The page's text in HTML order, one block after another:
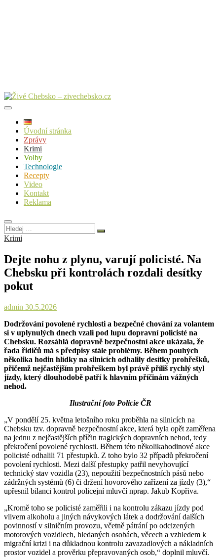
Úvodní stránka
Zprávy
Krimi
Volby
Technologie
Recepty
Video
Kontakt
Reklama
Hledej
…
Krimi
Dejte nohu z plynu, varují policisté. Na
Chebsku při kontrolách rozdali desítky
pokut
admin 30.5.2026
Dodržování povolené rychlosti a bezpečné chování za volantem
si v uplynulých dnech vzali pod lupu dopravní policisté na
Chebsku. Rozsáhlá dopravně bezpečnostní akce ukázala, že
řada řidičů má s předpisy stále problémy. Během pouhých
několika hodin hlídky na silnicích odhalily desítky prohřešků,
přičemž nejčastějším prohřeškem byl právě příliš rychlý styl
jízdy, který dlouhodobě patří k hlavním příčinám vážných
nehod.
Ilustrační foto Policie ČR
„V pondělí 25. května letošního roku proběhla na silnicích na
Chebsku tzv. dopravně bezpečnostní akce, která byla opět zaměřena
na jednu z nejčastějších příčin tragických dopravních nehod, tedy
překročení povolené rychlosti. Během této několikahodinové akce
policisté odhalili 71 přestupků. Z toho bylo 32 případů překročení
povolení rychlosti. Mezi další přestupky patřil nevyhovující
technický stav vozidla (23), nepoužití bezpečnostních pásů nebo
zádržných systémů (6) či držení hovorového zařízení za jízdy (3),“
upřesnil bilanci kontrol policejní mluvčí nprap. Jakub Kopřiva.
„Kromě toho se policisté zaměřili i na kontrolu zákazu jízdy pod
vlivem alkoholu a jiných návykových látek a dodržování dalších
povinností v silničním provozu, včetně pátrání po odcizených
motorových vozidlech, hledaných osobách, věcech a vzhledem k
migrační krizi i na důkladnou kontrolu zavazadlových a nákladních
prostor vozidel a prověrku přepravovaných osob,“ doplnil mluvčí.